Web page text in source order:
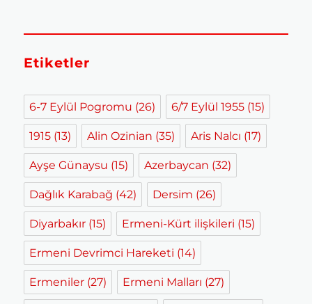
Etiketler
6-7 Eylül Pogromu (26) 6/7 Eylül 1955 (15)
1915 (13) Alin Ozinian (35) Aris Nalcı (17)
Ayşe Günaysu (15) Azerbaycan (32)
Dağlık Karabağ (42) Dersim (26)
Diyarbakır (15) Ermeni-Kürt ilişkileri (15)
Ermeni Devrimci Hareketi (14)
Ermeniler (27) Ermeni Malları (27)